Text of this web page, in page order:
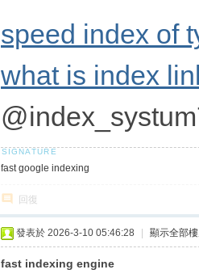
speed index of
what is index
fast google indexing
回復
發表於 2026-3-10 05:46:28 顯示全部
fast indexing engine